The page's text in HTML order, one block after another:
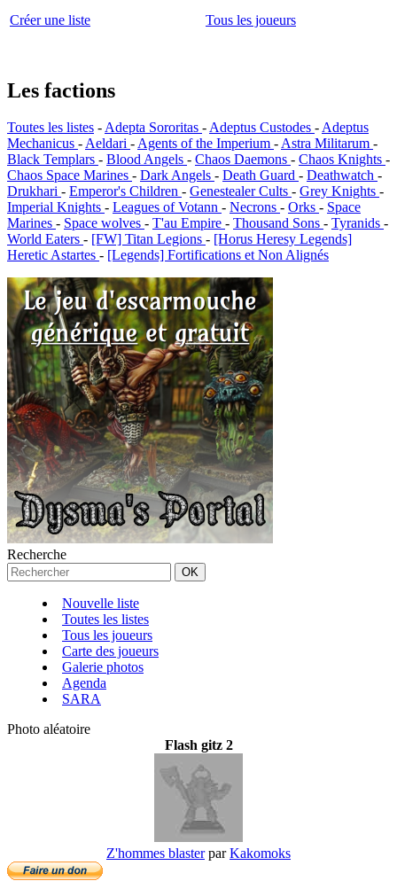
Créer une liste Tous les joueurs
Les factions
Toutes les listes -Adepta Sororitas -Adeptus Custodes -Adeptus
Mechanicus -Aeldari -Agents of the Imperium -Astra Militarum -
Black Templars - Blood Angels - Chaos Daemons - Chaos Knights -
Chaos Space Marines - Dark Angels - Death Guard - Deathwatch -
Drukhari - Emperor's Children - Genestealer Cults - Grey Knights -
Imperial Knights - Leagues of Votann - Necrons - Orks - Space
Marines - Space wolves - T'au Empire - Thousand Sons - Tyranids -
World Eaters - [FW] Titan Legions - [Horus Heresy Legends]
Heretic Astartes - [Legends] Fortifications et Non Alignés
Recherche
Nouvelle liste
Toutes les listes
Tous les joueurs
Carte des joueurs
Galerie photos
Agenda
SARA
Photo aléatoire
Flash gitz 2
Z'hommes blasterparKakomoks